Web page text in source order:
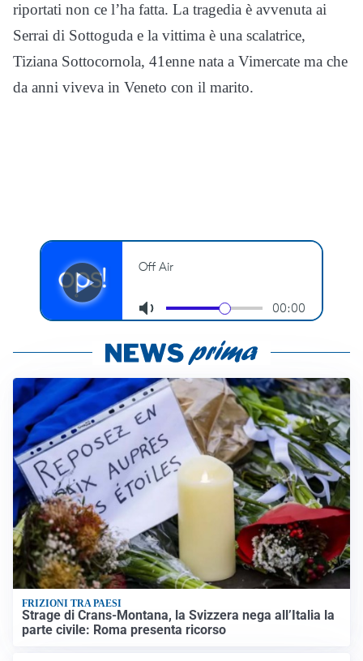
riportati non ce l’ha fatta. La tragedia è avvenuta ai
Serrai di Sottoguda e la vittima è una scalatrice,
Tiziana Sottocornola, 41enne nata a Vimercate ma che
da anni viveva in Veneto con il marito.
FRIZIONI TRA PAESI
Strage di Crans-Montana, la Svizzera nega all’Italia la
parte civile: Roma presenta ricorso